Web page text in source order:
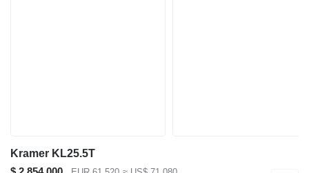
Kramer KL25.5T